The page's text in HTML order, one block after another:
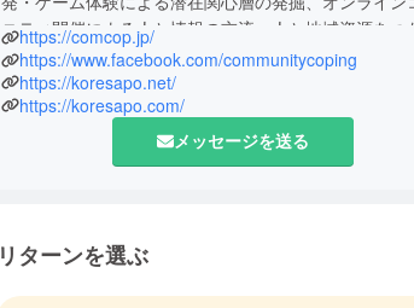
ニティ開催による人と情報の交流、人と地域資源をつ
ンクワーカーの役割を担うプレイヤー・ゲーム展開に
てくれるインフルエンサーの養成と支援、『社会的処
門家連携』による高齢者と家族の相談支援活動を地域
ニティで実践しています。
超高齢社会の課題に取り組む活動が、NHK首都圏ネッ
https://comcop.jp/
https://www.facebook.com/communitycoping
https://koresapo.net/
https://koresapo.com/
メッセージを送る
リターンを選ぶ